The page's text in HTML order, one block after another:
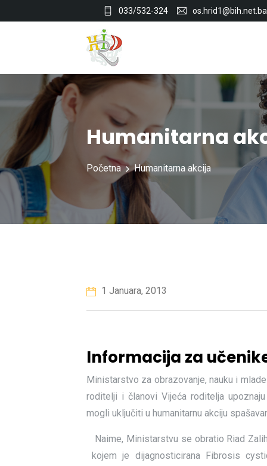
033/532-324 os.hrid1@bih.net.ba
Humanitarna
Početna Humanitarna akcija
1 Januara, 2013
Informacija za
Ministarstvo za obrazovanje, nauku i
roditelji i članovi Vijeća roditelja
mogli uključiti u humanitarnu akciju
Naime, Ministarstvu se obratio Riad
kojem je dijagnosticirana Fibrosis